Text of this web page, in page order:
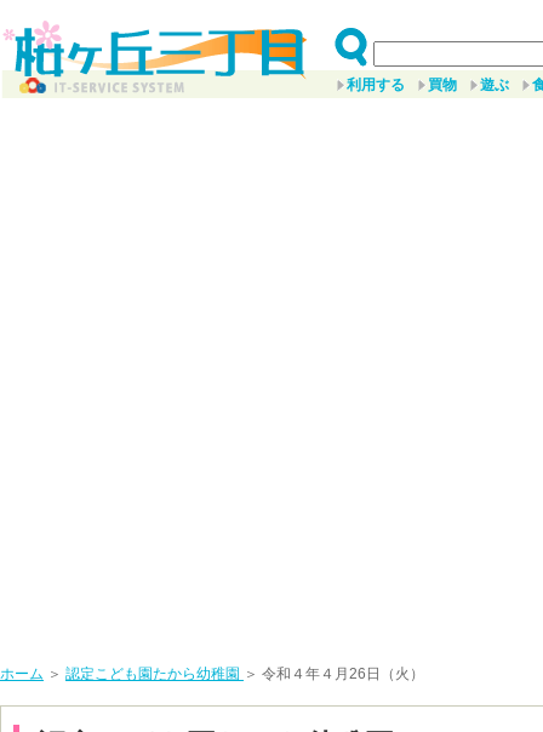
利用する 買物 遊ぶ
ホーム ＞ 認定こども園たから幼稚園 ＞ 令和４年４月26日（火）